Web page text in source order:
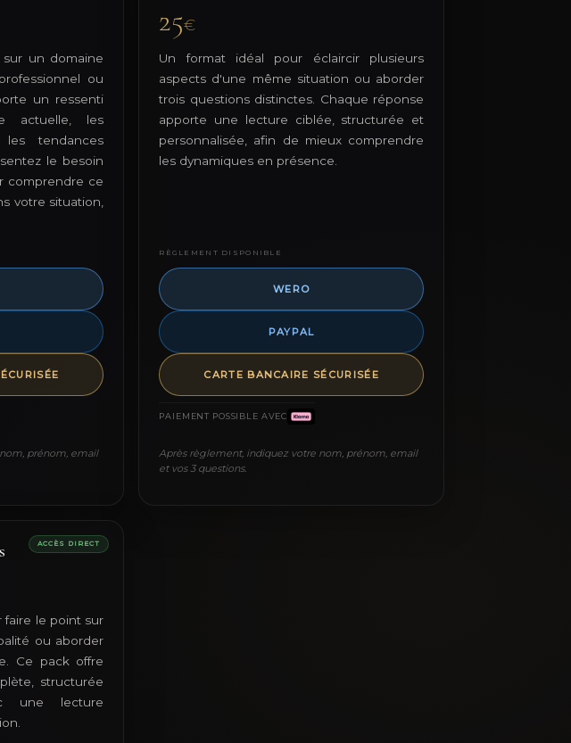
un domaine
ou
un ressenti
actuelle, les
tendances
le besoin
comprendre ce
votre situation,
prénom, email
25€
Un format idéal pour éclaircir plusieurs
aspects d'une même situation ou aborder
trois questions distinctes. Chaque réponse
apporte une lecture ciblée, structurée et
personnalisée, afin de mieux comprendre
les dynamiques en présence.
RÈGLEMENT DISPONIBLE
WERO
PAYPAL
CARTE BANCAIRE SÉCURISÉE
PAIEMENT POSSIBLE AVEC
Après règlement, indiquez votre nom, prénom, email
et vos 3 questions.
ACCÈS DIRECT
faire le point sur
ou aborder
Ce pack offre
structurée
une lecture